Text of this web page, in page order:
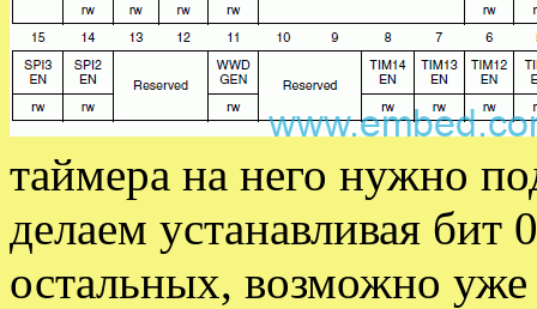
таймера на него нужно
делаем устанавливая
остальных, возможно